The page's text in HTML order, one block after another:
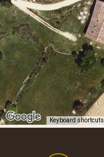
Keyboard shortcuts